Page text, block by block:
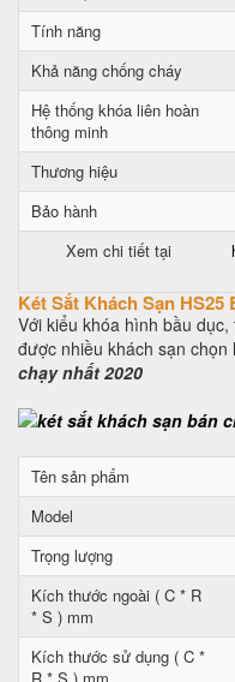
Tính năng
Khả năng chống cháy
Hệ thống khóa liên hoàn
thông minh
Thương hiệu
Bảo hành
Xem chi tiết tại
Két Sắt Khách Sạn
Với kiểu khóa hình bầu
được nhiều khách sạn chọn
chạy nhất 2020
Tên sản phẩm
Model
Trọng lượng
Kích thước ngoài ( C * R
* S ) mm
Kích thước sử dụng ( C *